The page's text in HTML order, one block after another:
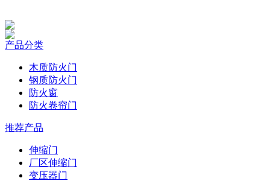
产品分类
木质防火门
钢质防火门
防火窗
防火卷帘门
推荐产品
伸缩门
厂区伸缩门
变压器门